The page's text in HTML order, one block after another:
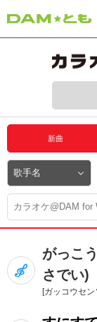
動画か
プレミ
DAM★
DAM★
カラオ
ユーザ
新曲
がっこ
さでい)
[ガッコウセ